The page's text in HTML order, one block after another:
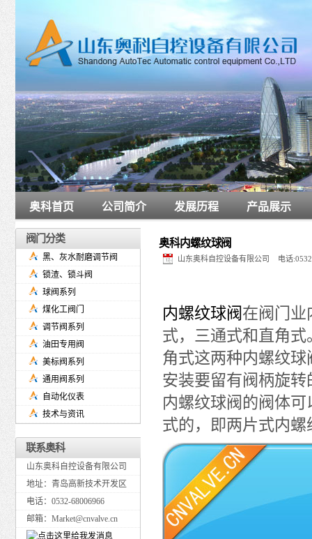
奥科首页 公司简介 发展历程 产品展示
奥科内螺纹球阀
山东奥科自控设备有限公司 电话
内螺纹球阀在阀门业
式，三通式和直角
角式这两种内螺纹
安装要留有阀柄旋
内螺纹球阀的阀体
式的，即两片式内
阀门分类
黑、灰水耐磨调节阀
锁渣、锁斗阀
球阀系列
煤化工阀门
调节阀系列
油田专用阀
美标阀系列
通用阀系列
自动化仪表
技术与资讯
联系奥科
山东奥科自控设备有限公司
地址：青岛高新技术开发区
电话：0532-68006966
邮箱：Market@cnvalve.cn